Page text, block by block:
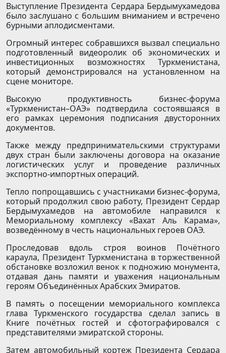
Выступление Президента Сердара Бердымухамедова
было заслушано с большим вниманием и встречено
бурными аплодисментами.
Огромный интерес собравшихся вызвал специально
подготовленный видеоролик об экономических и
инвестиционных возможностях Туркменистана,
который демонстрировался на установленном на
сцене мониторе.
Высокую продуктивность бизнес-форума
«Туркменистан–ОАЭ» подтвердила состоявшаяся в
его рамках церемония подписания двусторонних
документов.
Также между предпринимательскими структурами
двух стран были заключены договора на оказание
логистических услуг и проведение различных
экспортно-импортных операций.
Тепло попрощавшись с участниками бизнес-форума,
который продолжил свою работу, Президент Сердар
Бердымухамедов на автомобиле направился к
Мемориальному комплексу «Вахат Аль Карама»,
возведённому в честь национальных героев ОАЭ.
Проследовав вдоль строя воинов Почётного
караула, Президент Туркменистана в торжественной
обстановке возложил венок к подножию монумента,
отдавая дань памяти и уважения национальным
героям Объединённых Арабских Эмиратов.
В память о посещении мемориального комплекса
глава Туркменского государства сделал запись в
Книге почётных гостей и сфотографировался с
представителями эмиратской стороны.
Затем автомобильный кортеж Президента Сердара